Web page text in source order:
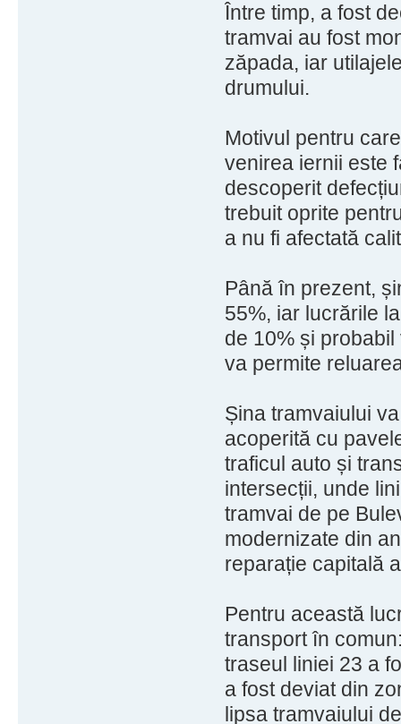
Între timp, a fost
tramvai au fost
zăpada, iar
drumului.
Motivul pentru
venirea iernii este
descoperit
trebuit oprite
a nu fi afectată
Până în prezent,
55%, iar lucrările
de 10% și
va permite
Șina tramvaiului
acoperită cu
traficul auto și
intersecții, unde
tramvai de pe
modernizate din
reparație capitală
Pentru această
transport în
traseul liniei 23 a
a fost deviat din
lipsa tramvaiului